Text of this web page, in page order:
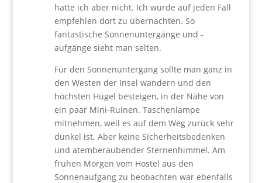
hatte ich aber nicht. Ich würde auf jeden Fall
empfehlen dort zu übernachten. So
fantastische Sonnenuntergänge und -
aufgänge sieht man selten.
Für den Sonnenuntergang sollte man ganz in
den Westen der Insel wandern und den
höchsten Hügel besteigen, in der Nähe von
ein paar Mini-Ruinen. Taschenlampe
mitnehmen, weil es auf dem Weg zurück sehr
dunkel ist. Aber keine Sicherheitsbedenken
und atemberaubender Sternenhimmel. Am
frühen Morgen vom Hostel aus den
Sonnenaufgang zu beobachten war ebenfalls